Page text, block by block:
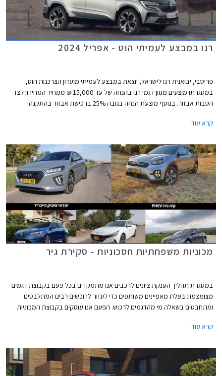
רנו במבצע לעמיתי הוט - אפריל 2024
פריסבי, יבואנית רנו לישראל, יוצאת במבצע לעמיתי מועדון הצרכנות הוט,
במסגרתו מוצעים מגוון דגמי רנו בהנחה של עד 15,000 ₪ ממחיר המחירון לצד
הטבות אבזור. בנוסף מוצעת הנחה בגובה 25% ברכישת אבזור בהתקנה
של רנו בישראל.
קרא עוד
מכוניות משפחתיות חסכוניות - סקירת גיר
במסגרת תהליך הענקת ציונים לרכבים אנו מתמקדים בכל פעם בקבוצת דגמים
מצומצמת בעלת מאפיינים משותפים כדי לעזור לרוכשים רבים המתלבטים
ומתחבטים בשאלה מי מהדגמים לרכוש. הפעם אנו עוסקים בקבוצת המכוניות
חסכוניות, כאלה המוצעות לעיתים קרובות כרכב צמוד ממקום העבודה. באגף
עם יחידת הנעה היברידית נטענת ולכן בחרנו בגרסה זו. אחרונה חביבה רנו מגאן
גרנד קופה לוגמת הסולר שעדיין מאמינה במנוע טורבו דיזל.
קרא עוד